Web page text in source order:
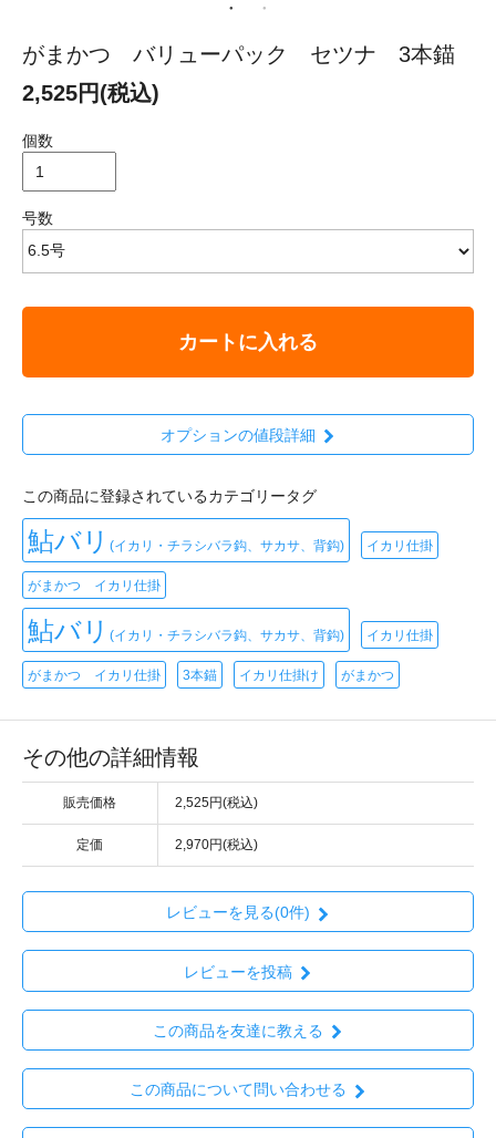
がまかつ バリューパック セツナ 3本錨
2,525円(税込)
個数
号数
カートに入れる
オプションの値段詳細
この商品に登録されているカテゴリータグ
鮎バリ (イカリ・チラシバラ鈎、サカサ、背鈎) イカリ仕掛
がまかつ イカリ仕掛
鮎バリ (イカリ・チラシバラ鈎、サカサ、背鈎) イカリ仕掛
がまかつ イカリ仕掛 3本錨 イカリ仕掛け がまかつ
その他の詳細情報
販売価格 2,525円(税込)
定価 2,970円(税込)
レビューを見る(0件)
レビューを投稿
この商品を友達に教える
この商品について問い合わせる